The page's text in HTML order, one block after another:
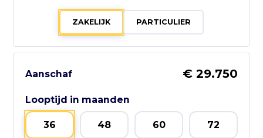
053 - 4319100
info@wiggersmastercars.nl
Zo bereik je
GebruikteAuto.NL:
ZAKELIJK PARTICULIER
Aanschaf € 29.750
Looptijd in maanden
36 48 60 72